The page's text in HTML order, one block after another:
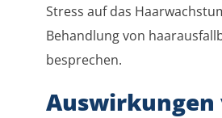
Stress auf das
Behandlung von
besprechen.